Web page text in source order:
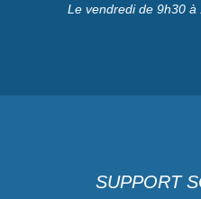
Le vendredi de 9h30
SUPPORT